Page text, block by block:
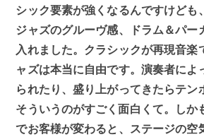
シック要素が強くなるんですけども
ジャズのグルーヴ感、ドラム＆パー
入れました。クラシックが再現音楽
ャズは本当に自由です。演奏者によ
られたり、盛り上がってきたらテン
そういうのがすごく面白くて。し
でお客様が変わると、ステージの空